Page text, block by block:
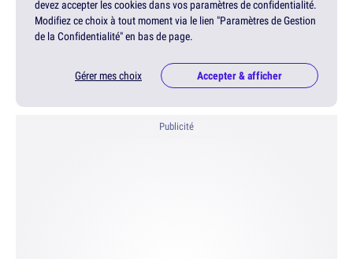
devez accepter les cookies dans vos paramètres de confidentialité.
Modifiez ce choix à tout moment via le lien "Paramètres de Gestion
de la Confidentialité" en bas de page.
Gérer mes choix Accepter & afficher
Publicité